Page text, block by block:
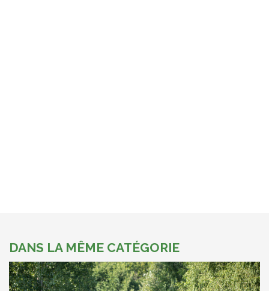
DANS LA MÊME CATÉGORIE